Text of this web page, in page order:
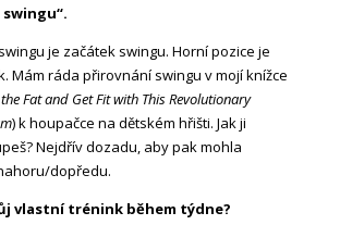
je začátek swingu. Horní pozice je
Mám ráda přirovnání swingu v mojí knížce
Fat and Get Fit with This Revolutionary
) k houpačce na dětském hřišti. Jak ji
Nejdřív dozadu, aby pak mohla
dopředu.
vlastní trénink během týdne?